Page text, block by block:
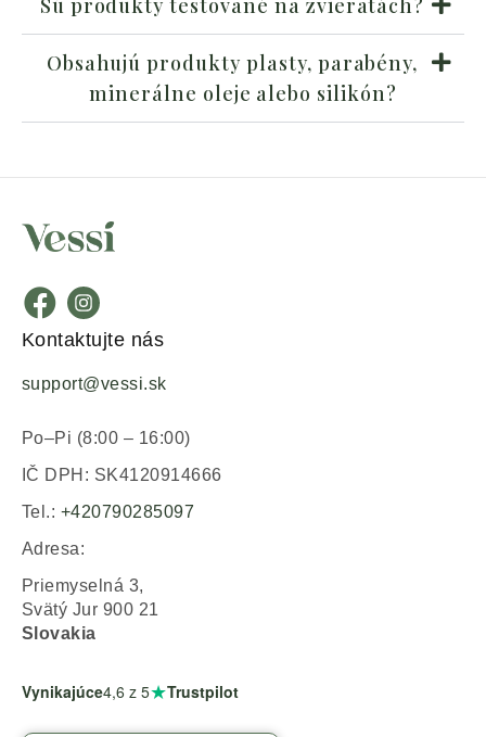
Sú produkty testované na zvieratách?
Obsahujú produkty plasty, parabény,
minerálne oleje alebo silikón?
Kontaktujte nás
support@vessi.sk
Po–Pi (8:00 – 16:00)
IČ DPH: SK4120914666
Tel.: +420790285097
Adresa:
Priemyselná 3,
Svätý Jur 900 21
Slovakia
Vynikajúce4,6 z 5★Trustpilot